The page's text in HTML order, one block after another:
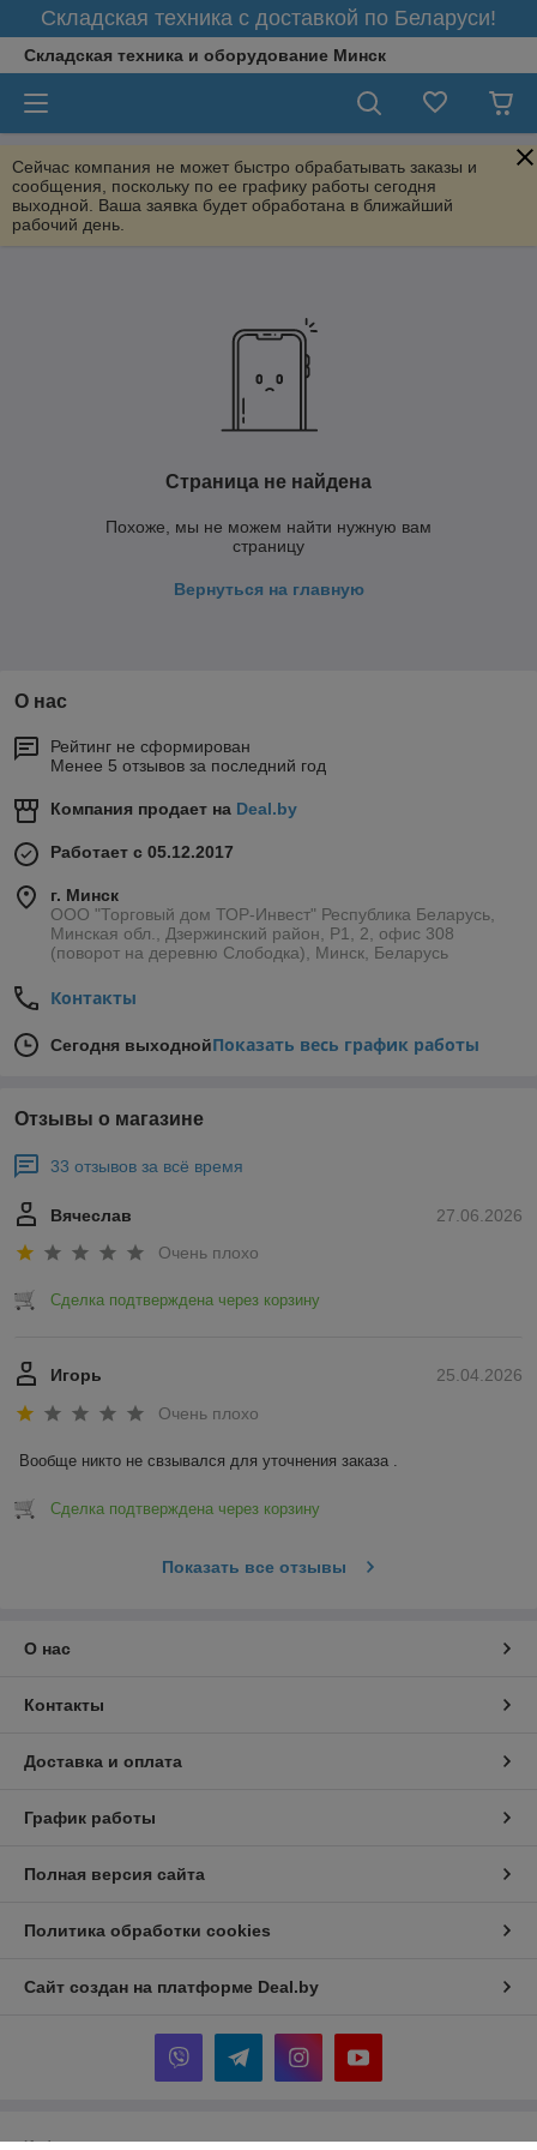
Складская техника с доставкой по Беларуси!
Складская техника и оборудование Минск
Сейчас компания не может быстро обрабатывать заказы и
сообщения, поскольку по ее графику работы сегодня
выходной. Ваша заявка будет обработана в ближайший
рабочий день.
Страница не найдена
Похоже, мы не можем найти нужную вам
страницу
Вернуться на главную
О нас
Рейтинг не сформирован
Менее 5 отзывов за последний год
Компания продает на Deal.by
Работает с 05.12.2017
г. Минск
ООО "Торговый дом ТОР-Инвест" Республика Беларусь,
Минская обл., Дзержинский район, Р1, 2, офис 308
(поворот на деревню Слободка), Минск, Беларусь
Контакты
Сегодня выходнойПоказать весь график работы
Отзывы о магазине
33 отзывов за всё время
27.06.2026
Вячеслав
Очень плохо
Сделка подтверждена через корзину
25.04.2026
Игорь
Очень плохо
Вообще никто не свзывался для уточнения заказа .
Сделка подтверждена через корзину
Показать все отзывы
О нас
Контакты
Доставка и оплата
График работы
Полная версия сайта
Политика обработки cookies
Сайт создан на платформе Deal.by
Информация для покупателя